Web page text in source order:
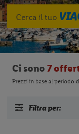
Cerca il tuo
Ci sono7
Prezzi in base al periodo
Filtra per: